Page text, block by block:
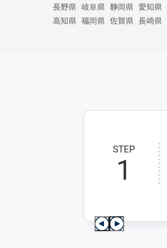
長野県 岐阜県 静岡県 愛知県
高知県 福岡県 佐賀県 長崎県
STEP
1